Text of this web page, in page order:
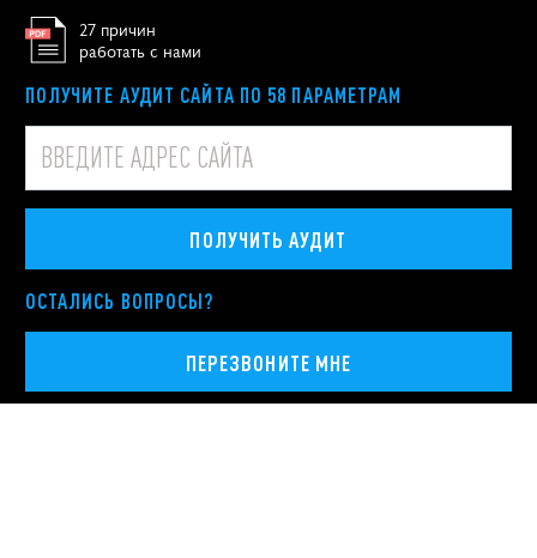
27 причин
работать с нами
ПОЛУЧИТЕ АУДИТ САЙТА ПО 58 ПАРАМЕТРАМ
ПОЛУЧИТЬ АУДИТ
ОСТАЛИСЬ ВОПРОСЫ?
ПЕРЕЗВОНИТЕ МНЕ